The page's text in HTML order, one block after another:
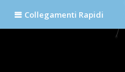
Collegamenti Rapidi